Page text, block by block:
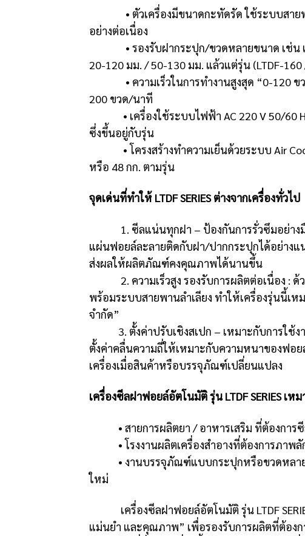
• ตัวเครื่องมีขนาดกะทัดรัด ใช้ระบบสายพา
อย่างต่อเนื่อง
• รองรับฝากระปุก/ขวดหลายขนาด เช่น เ
20-120 มม. / 50-130 มม. แล้วแต่รุ่น (LTDF-160
• ความเร็วในการทำงานสูงสุด “0-120 ขว
200 ขวด/นาที
• เครื่องใช้ระบบไฟฟ้า AC 220 V 50/60
ซึ่งขึ้นอยู่กับรุ่น
• โครงสร้างทำความเย็นด้วยระบบ Air
หรือ 48 กก. ตามรุ่น
จุดเด่นที่ทำให้ LTDF SERIES ต่างจากเครื่องทั่วไป
1. ซีลแน่นทุกฝา – ป้องกันการรั่วซึมอย่างมื
แผ่นฟอยล์ละลายติดกับฝา/ปากกระปุกได้อย่าง
ส่งผลให้ผลิตภัณฑ์คงคุณภาพได้นานขึ้น
2. ความเร็วสูง รองรับการผลิตต่อเนื่อง : ด้ว
พร้อมระบบสายพานลำเลียง ทำให้เครื่องรุ่นนี้เห
จำกัด”
3. ตั้งค่าปรับเชิงสเปก – เหมาะกับการใช้ง
ตั้งค่าคลื่นความถี่ให้เหมาะกับความหนาของฟอย
เครื่องเมื่อสินค้าหรือบรรจุภัณฑ์เปลี่ยนแปลง
เครื่องซีลฝาฟอยล์อัตโนมัติ รุ่น LTDF SERIES เ
• สายการผลิตยา / อาหารเสริม ที่ต้องการ
• โรงงานผลิตเครื่องสำอางที่ต้องการภาพ
• งานบรรจุภัณฑ์แบบกระปุกหรือขวดหลายข
ใหม่
เครื่องซีลฝาฟอยล์อัตโนมัติ รุ่น LTDF
แม่นยำ และคุณภาพ” เพื่อรองรับการผลิตที่ต้อง